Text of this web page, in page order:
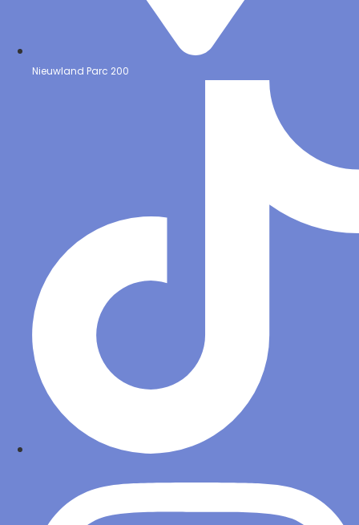
Nieuwland Parc 200